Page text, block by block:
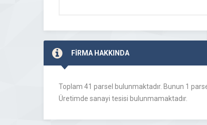
FİRMA HAKKINDA
Toplam 41 parsel bulunmaktadır. Bunun 1
Üretimde sanayi tesisi bulunmamaktadır.